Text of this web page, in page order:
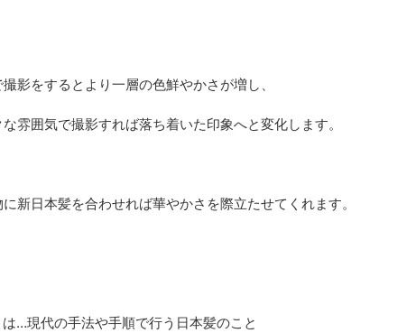
影をするとより一層の色鮮やかさが増し、
雰囲気で撮影すれば落ち着いた印象へと変化します。
新日本髪を合わせれば華やかさを際立たせてくれます。
…現代の手法や手順で行う日本髪のこと